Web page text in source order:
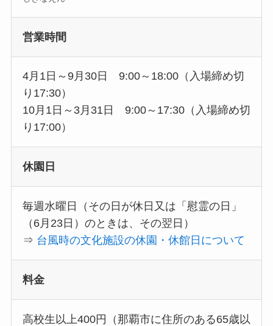
営業時間
4月1日～9月30日 9:00～18:00（入場締め切
り17:30）
10月1日～3月31日 9:00～17:30（入場締め切
り17:00）
休園日
毎週水曜日（その日が休日又は「慰霊の日」
（6月23日）のときは、その翌日）
⇒ 台風時の文化施設の休園・休館日について
料金
高校生以上400円（那覇市に住所のある65歳以